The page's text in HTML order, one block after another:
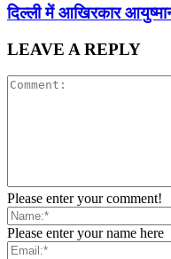
द‍िल्‍ली में आख‍िरकार
LEAVE A REPLY
Please enter your comment!
Please enter your name here